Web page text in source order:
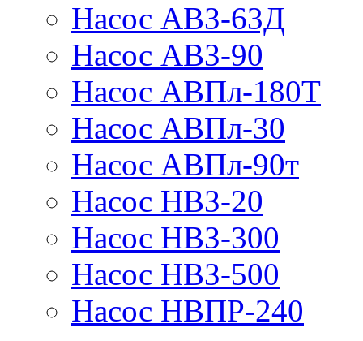
Насос АВЗ-63Д
Насос АВЗ-90
Насос АВПл-180Т
Насос АВПл-30
Насос АВПл-90т
Насос НВЗ-20
Насос НВЗ-300
Насос НВЗ-500
Насос НВПР-240